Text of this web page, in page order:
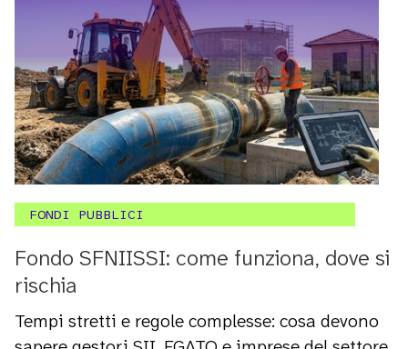
FONDI PUBBLICI
Fondo SFNIISSI: come funziona, dove si
rischia
Tempi stretti e regole complesse: cosa devono